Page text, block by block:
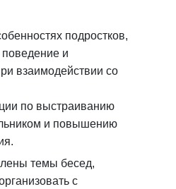
подростков,
и
взаимодействии со
по выстраиванию
и повышению
темы бесед,
с